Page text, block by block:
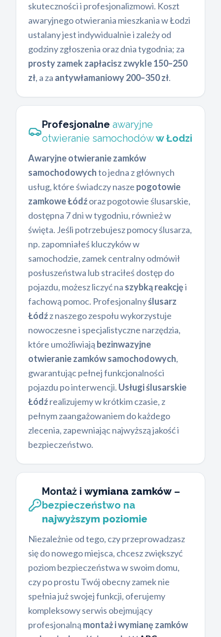
skuteczności i profesjonalizmowi. Koszt
awaryjnego otwierania mieszkania w Łodzi
ustalany jest indywidualnie i zależy od
godziny zgłoszenia oraz dnia tygodnia; za
prosty zamek zapłacisz zwykle 150–250
zł, a za antywłamaniowy 200–350 zł.
Profesjonalne awaryjne
otwieranie samochodóww Łodzi
Awaryjne otwieranie zamków
samochodowychto jedna z głównych
usług, które świadczy nasze pogotowie
zamkowe Łódźoraz pogotowie ślusarskie,
dostępna 7 dni w tygodniu, również w
święta. Jeśli potrzebujesz pomocy ślusarza,
np. zapomniałeś kluczyków w
samochodzie, zamek centralny odmówił
posłuszeństwa lub straciłeś dostęp do
pojazdu, możesz liczyć na szybką reakcjęi
fachową pomoc. Profesjonalnyślusarz
Łódźz naszego zespołu wykorzystuje
nowoczesne i specjalistyczne narzędzia,
które umożliwiają bezinwazyjne
otwieranie zamków samochodowych,
gwarantując pełnej funkcjonalności
pojazdu po interwencji. Usługi ślusarskie
Łódźrealizujemy w krótkim czasie, z
pełnym zaangażowaniem do każdego
zlecenia, zapewniając najwyższą jakość i
bezpieczeństwo.
Montaż i wymiana zamków –
bezpieczeństwo na
najwyższym poziomie
Niezależnie od tego, czy przeprowadzasz
się do nowego miejsca, chcesz zwiększyć
poziom bezpieczeństwa w swoim domu,
czy po prostu Twój obecny zamek nie
spełnia już swojej funkcji, oferujemy
kompleksowy serwis obejmujący
profesjonalną montaż i wymianę zamków